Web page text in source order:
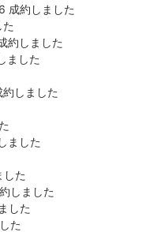
成約しました
約しました
ました
しました
ました
た
しました
した
た